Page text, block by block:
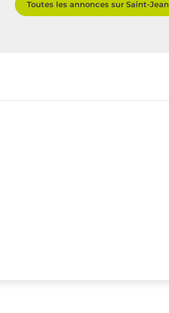
Toutes les annonces sur Saint-